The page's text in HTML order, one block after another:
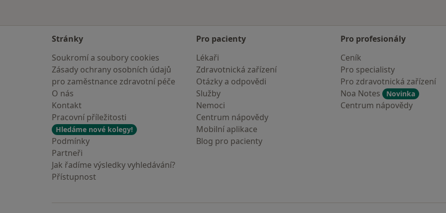
Stránky
Soukromí a soubory cookies
Zásady ochrany osobních údajů
pro zaměstnance zdravotní péče
O nás
Kontakt
Pracovní příležitosti
Hledáme nové kolegy!
Podmínky
Partneři
Jak řadíme výsledky vyhledávání?
Přístupnost
Pro pacienty
Lékaři
Zdravotnická zařízení
Otázky a odpovědi
Služby
Nemoci
Centrum nápovědy
Mobilní aplikace
Blog pro pacienty
Pro profesionály
Ceník
Pro specialisty
Pro zdravotnická zařízení
Noa Notes
Novinka
Centrum nápovědy